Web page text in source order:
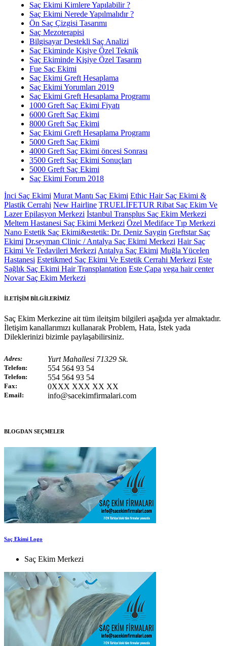
Saç Ekimi Kimlere Yapılabilir ?
Saç Ekimi Nerede Yapılmalıdır ?
Ön Saç Çizgisi Tasarımı
Saç Mezoterapisi
Bilgisayar Destekli Saç Analizi
Saç Ekiminde Kişiye Özel Teknik
Saç Ekiminde Kişiye Özel Tasarım
Fue Saç Ekimi
Saç Ekimi Greft Hesaplama
Saç Ekimi Yorumları 2019
Saç Ekimi Greft Hesaplama Programı
1000 Greft Saç Ekimi Fiyatı
6000 Greft Saç Ekimi
8000 Greft Saç Ekimi
Saç Ekimi Greft Hesaplama Programı
5000 Greft Saç Ekimi
4000 Greft Saç Ekimi öncesi Sonrası
3500 Greft Saç Ekimi Sonuçları
5000 Greft Saç Ekimi
Saç Ekimi Forum 2018
İnci Saç Ekimi Murat Mantı Saç Ekimi Ethic Hair Saç Ekimi &
Plastik Cerrahi New Hairline TRUELİFETUR Ribat Saç Ekim Ve
Lazer Epilasyon Merkezi İstanbul Transplus Saç Ekim Merkezi
Meltem Hastanesi Saç Ekimi Merkezi Özel Mediface Tıp Merkezi
Nano Estetik Saç Ekimi&estetik: Dr. Deniz Saygin Greftstar Saç
Ekimi Dr.seyman Clinic / Antalya Saç Ekimi Merkezi Hair Saç
Ekimi Ve Tedavileri Merkezi Antalya Saç Ekimi Muğla Yücelen
Hastanesi Estetikmed Saç Ekimi Ve Estetik Cerrahi Merkezi Este
Sağlık Saç Ekimi Hair Transplantation Este Çapa vega hair center
Novar Saç Ekim Merkezi
İLETİŞİM BİLGİLERİMİZ
Saç Ekim Merkezine ait tüm ileitşim bilgileri aşağıda yer almaktadır.
İletişim kanallarımızı kullanarak Problem, Hata, İstek yada
Dileklerinizi bizimle paylaşabilirsiniz.
Adres: Yurt Mahallesi 71329 Sk.
Telefon: 554 564 93 54
Telefon: 554 564 93 54
Fax: 0XXX XXX XX XX
Email: info@sacekimfirmalari.com
BLOGDAN SEÇMELER
Saç Ekimi Logo
Saç Ekim Merkezi